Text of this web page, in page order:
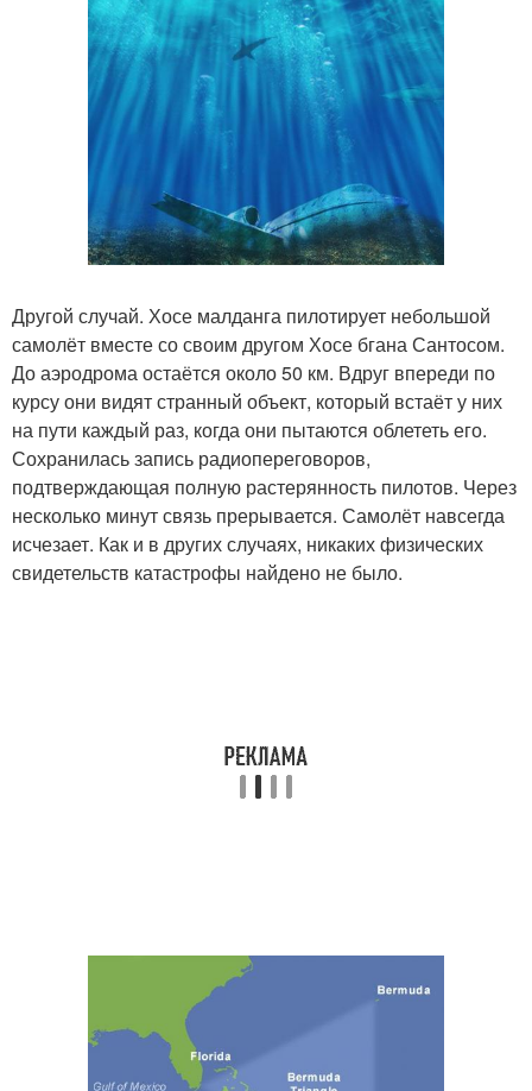
Другой случай. Хосе малданга пилотирует небольшой
самолёт вместе со своим другом Хосе бгана Сантосом.
До аэродрома остаётся около 50 км. Вдруг впереди по
курсу они видят странный объект, который встаёт у них
на пути каждый раз, когда они пытаются облететь его.
Сохранилась запись радиопереговоров,
подтверждающая полную растерянность пилотов. Через
несколько минут связь прерывается. Самолёт навсегда
исчезает. Как и в других случаях, никаких физических
свидетельств катастрофы найдено не было.